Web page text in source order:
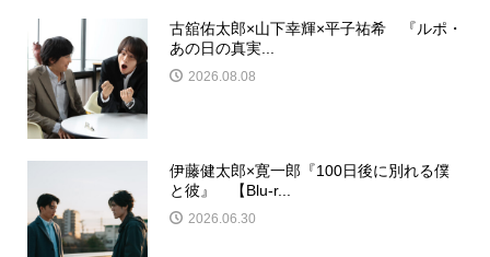
古舘佑太郎×山下幸輝×平子祐希 『ルポ・
あの日の真実...
2026.08.08
伊藤健太郎×寛一郎『100日後に別れる僕
と彼』 【Blu-r...
2026.06.30